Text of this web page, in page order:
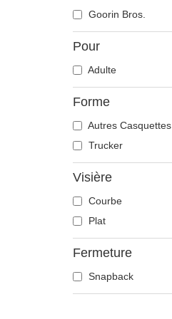
Chèvre
Chien
Chihuahua
Colombe
Coyote
Crabe
Crâne
Dragon
Écureuil
Flamant
Goorin Bros.
Pour
Adulte
Forme
Autres Casquettes
Trucker
Visière
Courbe
Plat
Fermeture
Snapback